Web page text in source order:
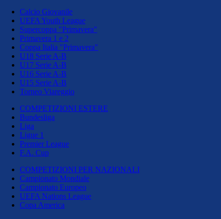
Calcio Giovanile
UEFA Youth League
Supercoppa "Primavera"
Primavera 1 e 2
Coppa Italia "Primavera"
U18 Serie A-B
U17 Serie A-B
U16 Serie A-B
U15 Serie A-B
Torneo Viareggio
COMPETIZIONI ESTERE
Bundesliga
Liga
Ligue 1
Premier League
F.A. Cup
COMPETIZIONI PER NAZIONALI
Campionato Mondiale
Campionato Europeo
UEFA Nations League
Copa America